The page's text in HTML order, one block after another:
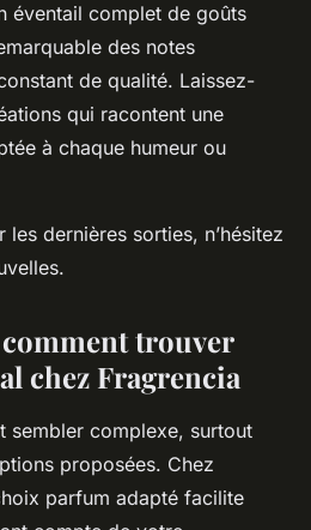
éventail complet de goûts
des notes
de qualité. Laissez-
qui racontent une
à chaque humeur ou
dernières sorties, n’hésitez
trouver
chez Fragrencia
sembler complexe, surtout
proposées. Chez
parfum adapté facilite